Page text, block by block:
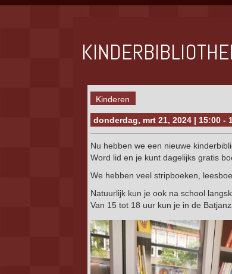
Kinderen
donderdag, mrt 21, 2024 | 15:00 -
Nu hebben we een nieuwe
Word lid en je kunt dagelijks gratis
We hebben veel stripboeken,
Natuurlijk kun je ook na school
Van 15 tot 18 uur kun je in de